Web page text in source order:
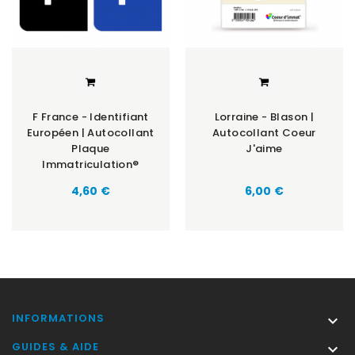
F France - Identifiant
Européen | Autocollant
Plaque
Immatriculation®
Prix
4,60 €
Lorraine - Blason |
Autocollant Coeur
J'aime
Prix
6,00 €
INFORMATIONS 
GUIDES & AIDE 